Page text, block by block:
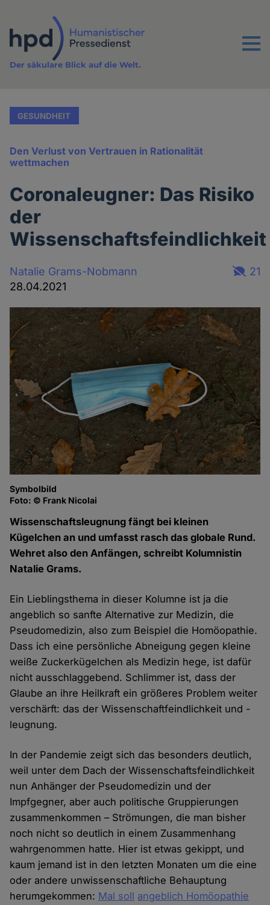
Inhalt
Menu
Der säkulare Blick auf die Welt.
GESUNDHEIT
Den Verlust von Vertrauen in Rationalität
wettmachen
Coronaleugner: Das Risiko
der
Wissenschaftsfeindlichkeit
Natalie Grams-Nobmann
28.04.2021
21
Symbolbild
Foto: © Frank Nicolai
Wissenschaftsleugnung fängt bei kleinen
Kügelchen an und umfasst rasch das globale Rund.
Wehret also den Anfängen, schreibt Kolumnistin
Natalie Grams.
Ein Lieblingsthema in dieser Kolumne ist ja die
angeblich so sanfte Alternative zur Medizin, die
Pseudomedizin, also zum Beispiel die Homöopathie.
Dass ich eine persönliche Abneigung gegen kleine
weiße Zuckerkügelchen als Medizin hege, ist dafür
nicht ausschlaggebend. Schlimmer ist, dass der
Glaube an ihre Heilkraft ein größeres Problem weiter
verschärft: das der Wissenschaftfeindlichkeit und -
leugnung.
In der Pandemie zeigt sich das besonders deutlich,
weil unter dem Dach der Wissenschaftsfeindlichkeit
nun Anhänger der Pseudomedizin und der
Impfgegner, aber auch politische Gruppierungen
zusammenkommen – Strömungen, die man bisher
noch nicht so deutlich in einem Zusammenhang
wahrgenommen hatte. Hier ist etwas gekippt, und
kaum jemand ist in den letzten Monaten um die eine
oder andere unwissenschaftliche Behauptung
herumgekommen: Mal soll angeblich Homöopathie